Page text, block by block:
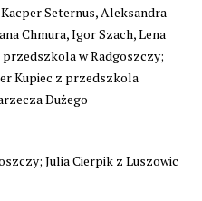
Seternus, Aleksandra
Chmura, Igor Szach, Lena
przedszkola w Radgoszczy;
Kupiec z przedszkola
Dużego
Julia Cierpik z Luszowic